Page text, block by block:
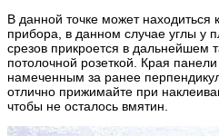
В данной точке может находиться
прибора, в данном случае углы у
срезов прикроется в дальнейшем
потолочной розеткой. Края
намеченным за ранее
отлично прижимайте при
чтобы не осталось вмятин.